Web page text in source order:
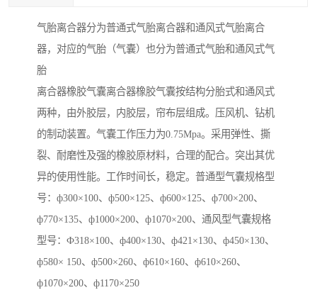
气胎离合器分为普通式气胎离合器和通风式气胎离合
器，对应的气胎（气囊）也分为普通式气胎和通风式气
胎
离合器橡胶气囊离合器橡胶气囊按结构分胎式和通风式
两种，由外胶层，内胶层，帘布层组成。压风机、钻机
的制动装置。气囊工作压力为0.75Mpa。采用弹性、撕
裂、耐磨性及强的橡胶原材料，合理的配合。突出其优
异的使用性能。工作时间长，稳定。普通型气囊规格型
号：ф300×100、ф500×125、ф600×125、ф700×200、
ф770×135、ф1000×200、ф1070×200、通风型气囊规格
型号：Ф318×100、ф400×130、ф421×130、ф450×130、
ф580× 150、ф500×260、ф610×160、ф610×260、
ф1070×200、ф1170×250